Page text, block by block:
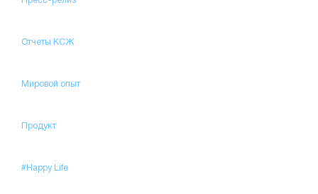
Отчеты КСЖ
Мировой опыт
Продукт
#Happy Life